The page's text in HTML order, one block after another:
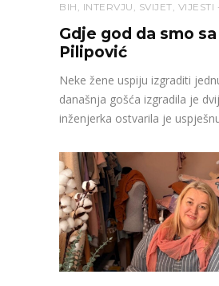
BIH , INTERVJU , SVIJET, VIJESTI
Gdje god da smo
Pilipović
Neke žene uspiju izgraditi
današnja gošća izgradila je
inženjerka ostvarila je